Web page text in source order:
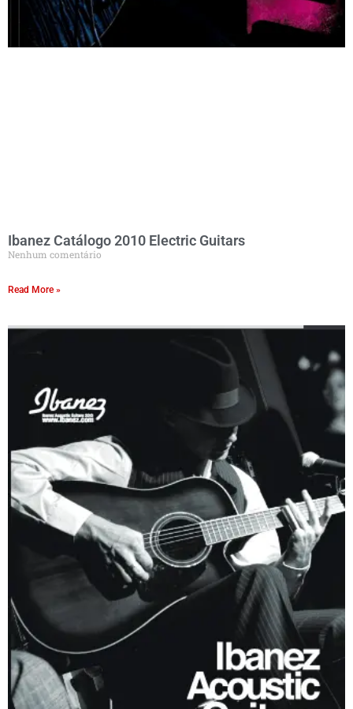
Ibanez Catálogo 2010 Electric Guitars
Nenhum comentário
Read More »